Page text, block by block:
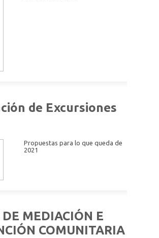
de Excursiones
Propuestas para lo que queda de
2021
DE MEDIACIÓN E
COMUNITARIA